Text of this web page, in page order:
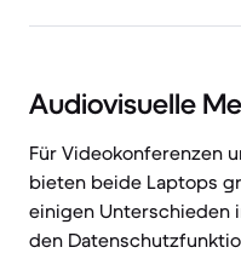
Audiovisuelle
Für Videokonferenzen
bieten beide Laptops
einigen Unterschieden
den